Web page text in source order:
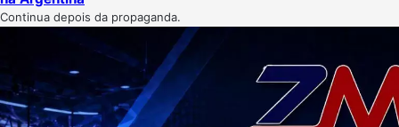
Continua depois da propaganda.